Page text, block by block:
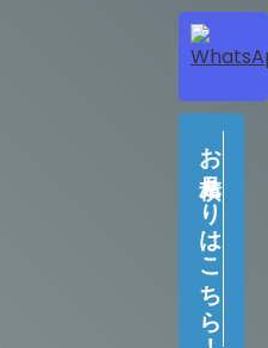
お見積もりはこちら！